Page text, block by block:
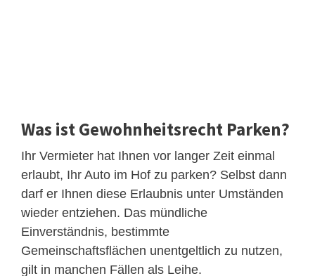
Was ist Gewohnheitsrecht Parken?
Ihr Vermieter hat Ihnen vor langer Zeit einmal
erlaubt, Ihr Auto im Hof zu parken? Selbst dann
darf er Ihnen diese Erlaubnis unter Umständen
wieder entziehen. Das mündliche
Einverständnis, bestimmte
Gemeinschaftsflächen unentgeltlich zu nutzen,
gilt in manchen Fällen als Leihe.